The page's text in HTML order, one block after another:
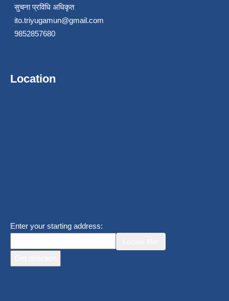
सुचना प्रविधि अधिकृत
ito.triyugamun@gmail.com
9852857680
Location
Enter your starting address: